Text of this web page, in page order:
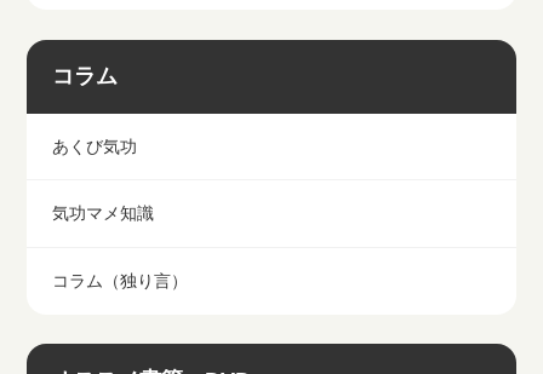
コラム
あくび気功
気功マメ知識
コラム（独り言）